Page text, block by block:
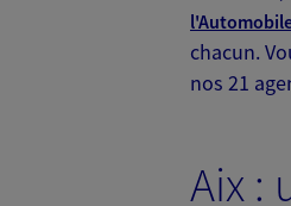
N°
chacun.
nos 21
Aix :